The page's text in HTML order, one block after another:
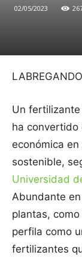
02/05/2023
Un
ha convertido
económica
sostenible,
Universidad
Abundante
plantas,
perfila como
fertilizantes